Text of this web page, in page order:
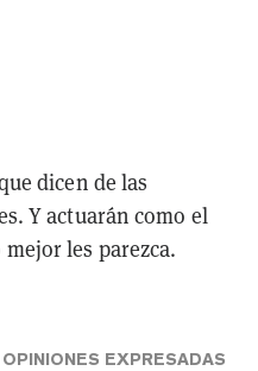
dicen de las
Y actuarán como el
les parezca.
EXPRESADAS